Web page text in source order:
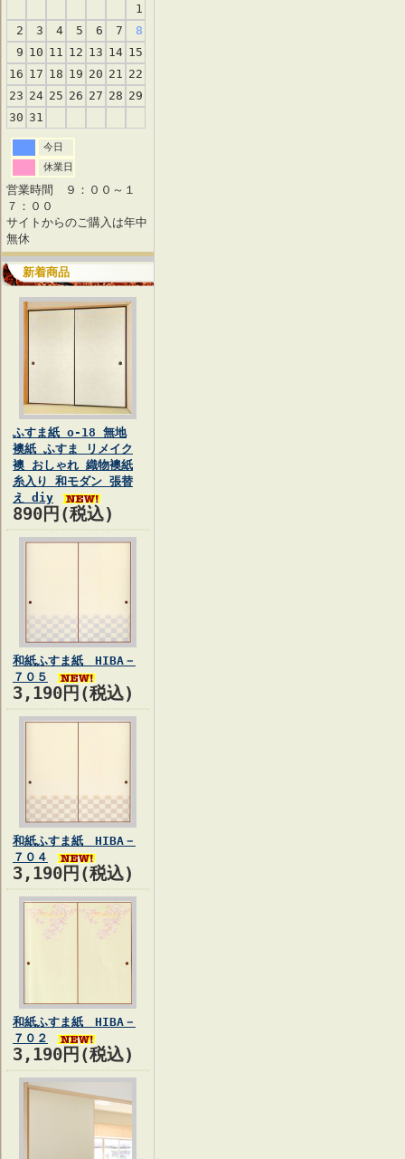
1
2
3 4 5 6 7
8
9 10 11 12 13 14 15
16 17 18 19 20 21 22
23 24 25 26 27 28 29
30 31
今日
休業日
営業時間 ９：００～１
７：００
サイトからのご購入は年中
無休
新着商品
ふすま紙 o-18 無地
襖紙 ふすま リメイク
襖 おしゃれ 織物襖紙
糸入り 和モダン 張替
え diy
890円(税込)
和紙ふすま紙 HIBA－
７０５
3,190円(税込)
和紙ふすま紙 HIBA－
７０４
3,190円(税込)
和紙ふすま紙 HIBA－
７０２
3,190円(税込)